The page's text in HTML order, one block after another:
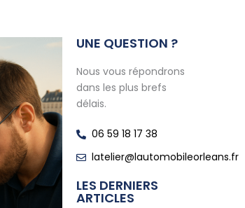
UNE QUESTION ?
Nous vous répondrons
dans les plus brefs
délais.
06 59 18 17 38
latelier@lautomobileorleans.fr
LES DERNIERS
ARTICLES